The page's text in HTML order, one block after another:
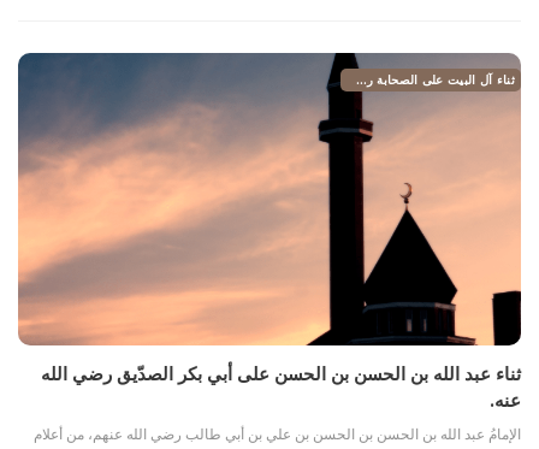
ثناء آل البيت على الصحابة رضي الله عنهم
ثناء عبد الله بن الحسن بن الحسن على أبي بكر الصدّيق رضي الله
عنه.
الإمامُ عبد الله بن الحسن بن الحسن بن علي بن أبي طالب رضي الله عنهم، من أعلام